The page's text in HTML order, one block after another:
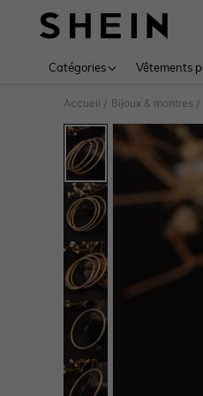
Catégories Vêtements
Accueil / Bijoux & montres /